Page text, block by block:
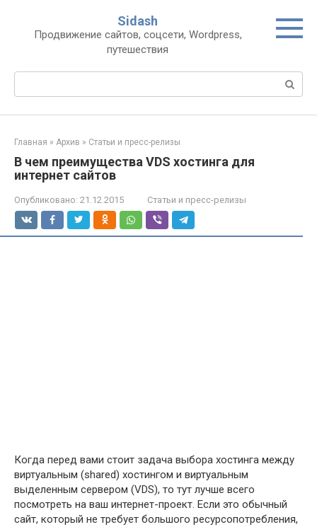
контенту
Sidash
Продвижение сайтов, соцсети, Wordpress,
путешествия
Главная » Архив » Статьи и пресс-релизы
В чем преимущества VDS хостинга для
интернет сайтов
Опубликовано: 21.12.2015 Статьи и пресс-релизы
Когда перед вами стоит задача выбора хостинга между
виртуальным (shared) хостингом и виртуальным
выделенным сервером (VDS), то тут лучше всего
посмотреть на ваш интернет-проект. Если это обычный
сайт, который не требует большого ресурсопотребления,